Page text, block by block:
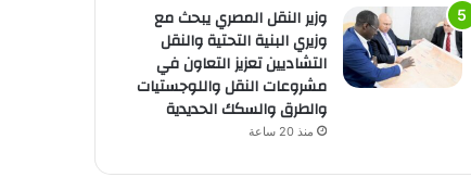
وزير النقل المصري يبحث مع
وزيري البنية التحتية والنقل
التشاديين تعزيز التعاون في
مشروعات النقل واللوجستيات
والطرق والسكك الحديدية
منذ 20 ساعة